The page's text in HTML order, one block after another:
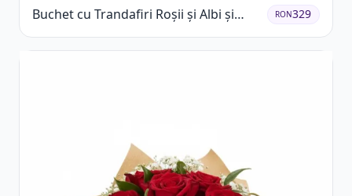
Buchet cu Trandafiri Roșii și Albi și
Gypsophila
RON329